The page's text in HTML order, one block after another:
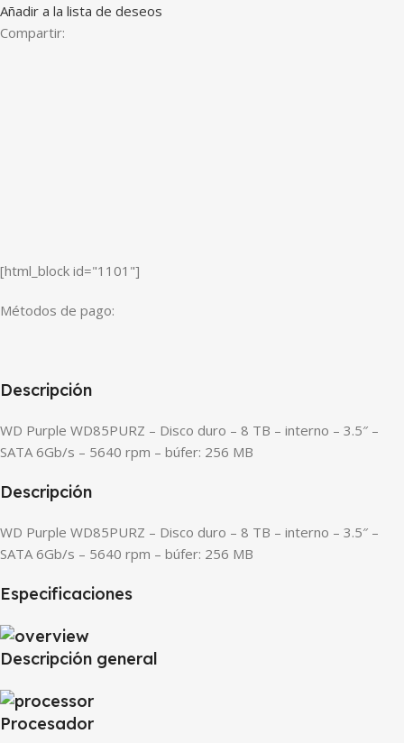
Añadir a la lista de deseos
Compartir:
[html_block id="1101"]
Métodos de pago:
Descripción
WD Purple WD85PURZ – Disco duro – 8 TB – interno – 3.5″ –
SATA 6Gb/s – 5640 rpm – búfer: 256 MB
Descripción
WD Purple WD85PURZ – Disco duro – 8 TB – interno – 3.5″ –
SATA 6Gb/s – 5640 rpm – búfer: 256 MB
Especificaciones
Descripción general
Procesador